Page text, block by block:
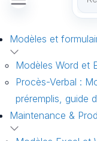
Modèles et
Modèles Word et
Procès-Verbal :
préremplis, guide
Maintenance &